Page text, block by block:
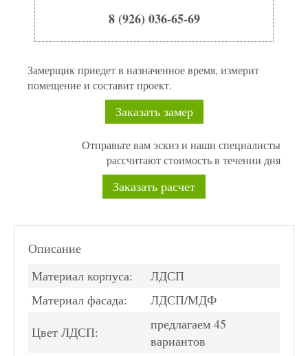
8 (926) 036-65-69
Замерщик приедет в назначенное время, измерит
помещение и составит проект.
Заказать замер
Отправьте вам эскиз и наши специалисты
рассчитают стоимость в течении дня
Заказать расчет
Описание
Материал корпуса:
ЛДСП
Материал фасада:
ЛДСП/МДФ
Цвет ЛДСП:
предлагаем 45
вариантов